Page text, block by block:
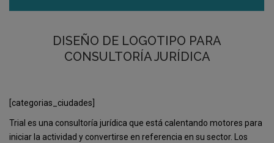
DISEÑO DE LOGOTIPO PARA
CONSULTORÍA JURÍDICA
[categorias_ciudades]
Trial es una consultoría jurídica que está calentando motores para
iniciar la actividad y convertirse en referencia en su sector. Los